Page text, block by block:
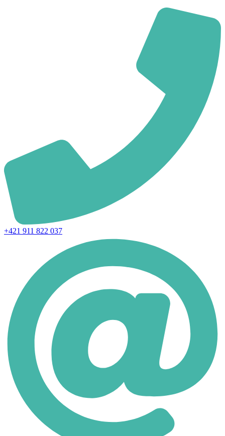
+421 911 822 037